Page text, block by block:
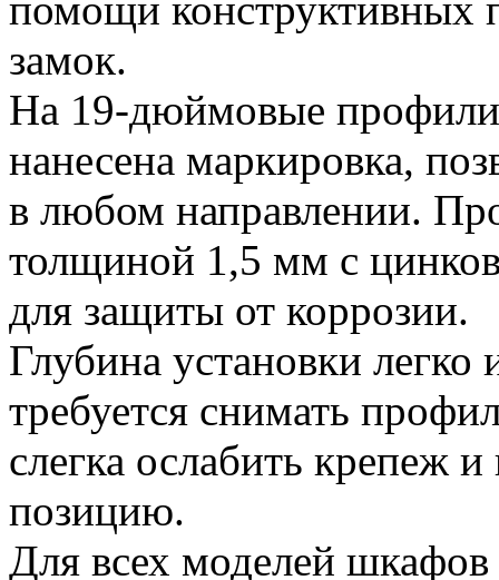
замок.
На 19-дюймовые
нанесена маркировка,
в любом направлении.
толщиной 1,5 мм с
для защиты от коррозии.
Глубина установки легко
требуется снимать
слегка ослабить крепеж
позицию.
Для всех моделей